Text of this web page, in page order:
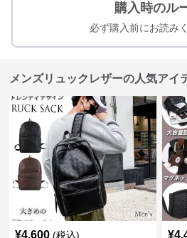
購入時のル
必ず購入前にお読み
メンズリュックレザーの人気アイ
¥4,600 (税込) ¥